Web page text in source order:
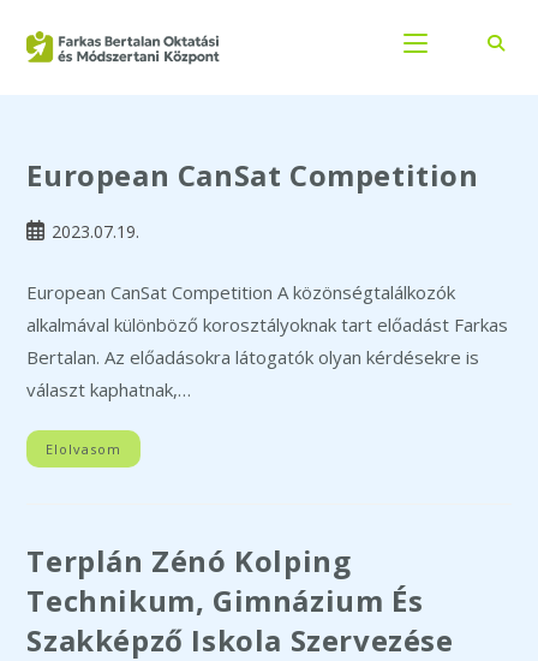
contentEuropean CanSat Competition
Post2023.07.19.
European CanSat Competition A közönségtalálkozók
alkalmával különböző korosztályoknak tart előadást Farkas
Bertalan. Az előadásokra látogatók olyan kérdésekre is
választ kaphatnak,…
Elolvasom
Terplán Zénó Kolping
Technikum, Gimnázium És
Szakképző Iskola Szervezése